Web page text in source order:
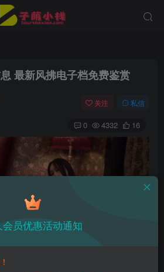
最新风拂电子档免费鉴赏
关注 私信
0 4332 16
会员优惠活动通知